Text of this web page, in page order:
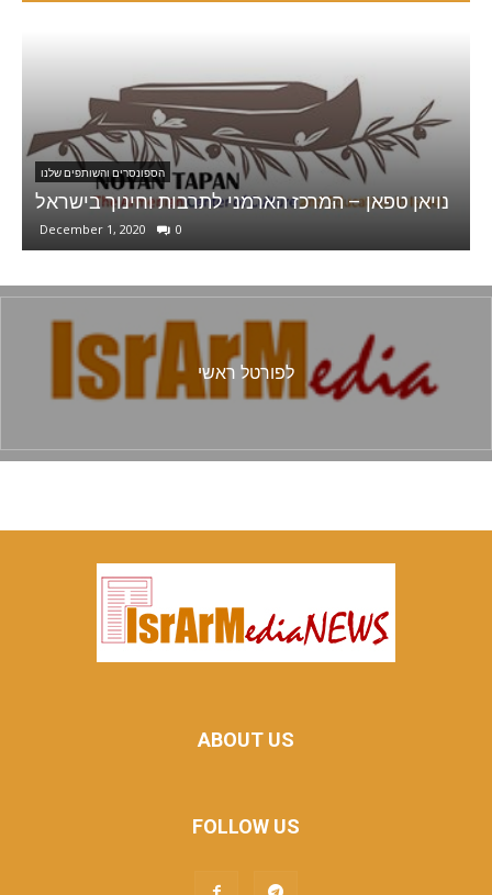
נויאן
הספונסרים והשותפים שלנו
Sophie Group . GD & 3D Animation
December 1, 2020
לפורטל ראשי
ABOUT US
FOLLOW US